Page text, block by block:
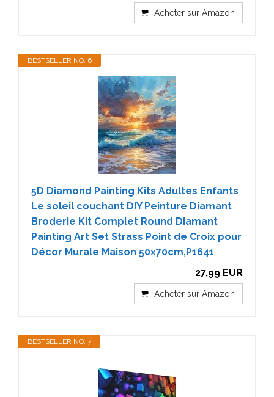
Acheter sur Amazon
BESTSELLER NO. 6
5D Diamond Painting Kits Adultes Enfants
Le soleil couchant DIY Peinture Diamant
Broderie Kit Complet Round Diamant
Painting Art Set Strass Point de Croix pour
Décor Murale Maison 50x70cm,P1641
27,99 EUR
Acheter sur Amazon
BESTSELLER NO. 7